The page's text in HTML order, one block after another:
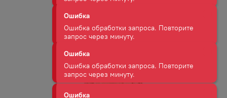
запрос через минуту.
Ошибка
Ошибка обработки запроса. Повторите
запрос через минуту.
Ошибка